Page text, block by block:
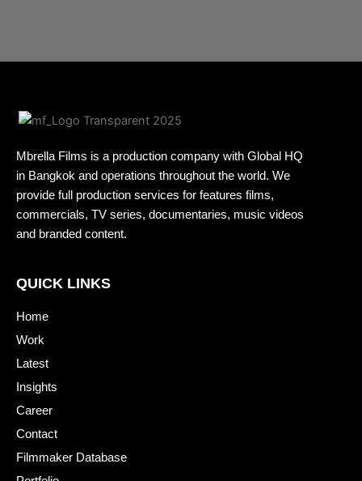
Mbrella Films is a production company with Global HQ
in Bangkok and operations throughout the world. We
provide full production services for features films,
commercials, TV series, documentaries, music videos
and branded content.
QUICK LINKS
Home
Work
Latest
Insights
Career
Contact
Filmmaker Database